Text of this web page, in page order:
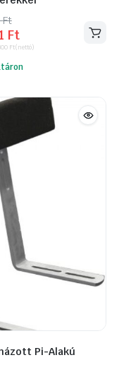
Ft
Ft.
Ft
Ft.
Ft(nettó)
Pi-Alakú